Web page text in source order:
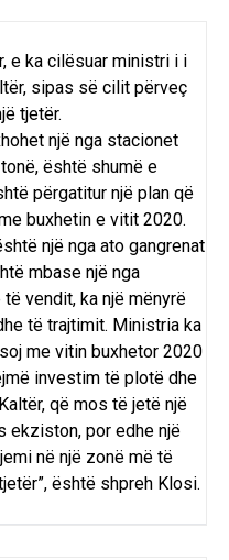
e ka cilësuar ministri i i
sipas së cilit përveç
tjetër.
një nga stacionet
është shumë e
përgatitur një plan që
buxhetin e vitit 2020.
një nga ato gangrenat
mbase një nga
vendit, ka një mënyrë
të trajtimit. Ministria ka
me vitin buxhetor 2020
investim të plotë dhe
që mos të jetë një
ekziston, por edhe një
në një zonë më të
është shpreh Klosi.